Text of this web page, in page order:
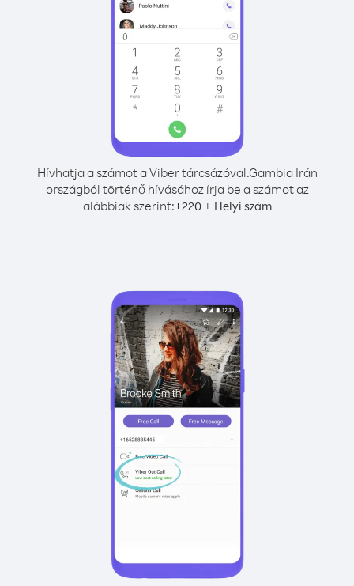
Hívhatja a számot a Viber tárcsázóval.Gambia Irán
országból történő hívásához írja be a számot az
alábbiak szerint:+220+ Helyi szám